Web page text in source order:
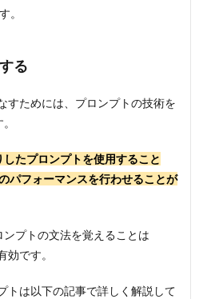
。
る
すためには、プロンプトの技術を
たプロンプトを使用すること
パフォーマンスを行わせることが
プトの文法を覚えることは
です。
トは以下の記事で詳しく解説して